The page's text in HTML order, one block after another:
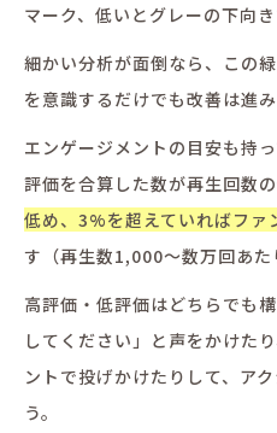
マーク、低いとグレーの下向
細かい分析が面倒なら、この
を意識するだけでも改善は進み
エンゲージメントの目安も持
評価を合算した数が再生回数の
低め、3%を超えていればファ
す（再生数1,000〜数万回あた
高評価・低評価はどちらでも
してください」と声をかけた
ントで投げかけたりして、ア
う。